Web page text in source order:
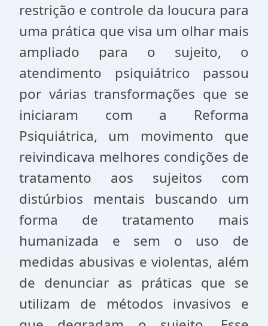
restrição e controle da loucura para
uma prática que visa um olhar mais
ampliado para o sujeito, o
atendimento psiquiátrico passou
por várias transformações que se
iniciaram com a Reforma
Psiquiátrica, um movimento que
reivindicava melhores condições de
tratamento aos sujeitos com
distúrbios mentais buscando um
forma de tratamento mais
humanizada e sem o uso de
medidas abusivas e violentas, além
de denunciar as práticas que se
utilizam de métodos invasivos e